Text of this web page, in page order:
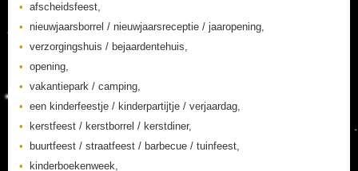
afscheidsfeest,
nieuwjaarsborrel / nieuwjaarsreceptie / jaaropening,
verzorgingshuis / bejaardentehuis,
opening,
vakantiepark / camping,
een kinderfeestje / kinderpartijtje / verjaardag,
kerstfeest / kerstborrel / kerstdiner,
buurtfeest / straatfeest / barbecue / tuinfeest,
kinderboekenweek,